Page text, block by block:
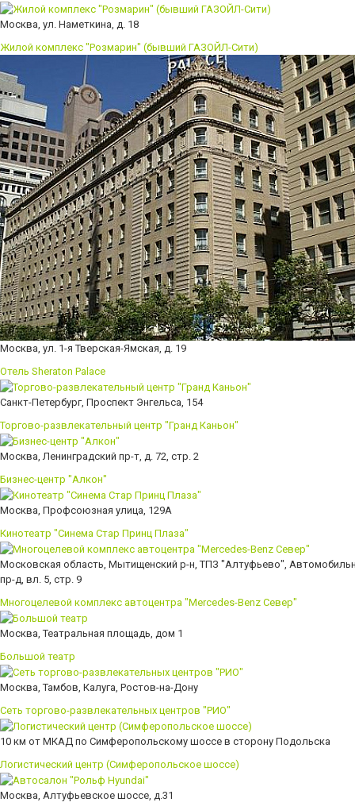
Москва, ул. Наметкина, д. 18
Жилой комплекс "Розмарин" (бывший ГАЗОЙЛ-Сити)
Москва, ул. 1-я Тверская-Ямская, д. 19
Отель Sheraton Palace
Санкт-Петербург, Проспект Энгельса, 154
Торгово-развлекательный центр "Гранд Каньон"
Москва, Ленинградский пр-т, д. 72, стр. 2
Бизнес-центр "Алкон"
Москва, Профсоюзная улица, 129А
Кинотеатр "Синема Стар Принц Плаза"
Московская область, Мытищенский р-н, ТПЗ "Алтуфьево",
пр-д, вл. 5, стр. 9
Многоцелевой комплекс автоцентра "Mercedes-Benz Север"
Москва, Театральная площадь, дом 1
Большой театр
Москва, Тамбов, Калуга, Ростов-на-Дону
Сеть торгово-развлекательных центров "РИО"
10 км от МКАД по Симферопольскому шоссе в сторону Подольска
Логистический центр (Симферопольское шоссе)
Москва, Алтуфьевское шоссе, д.31